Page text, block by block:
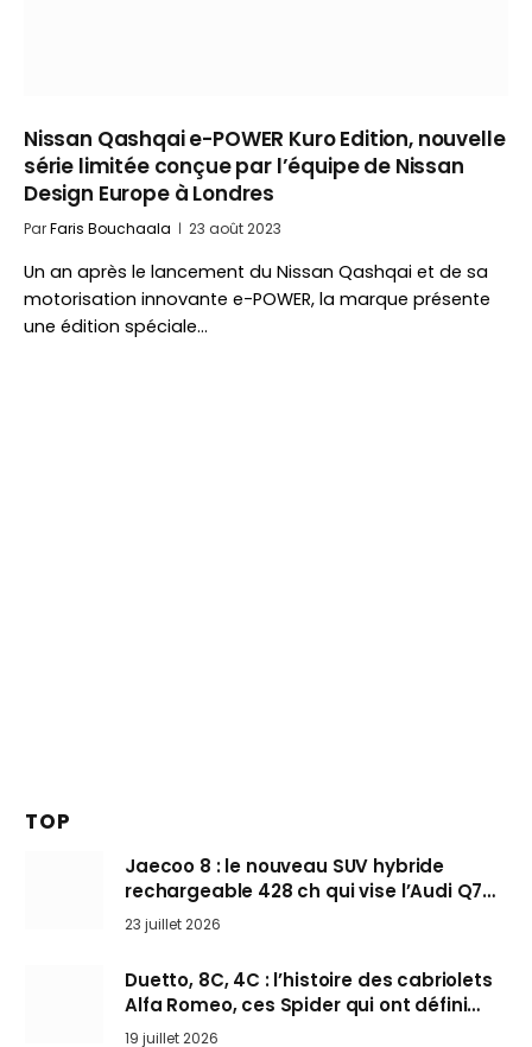
Nissan Qashqai e-POWER Kuro Edition, nouvelle
série limitée conçue par l’équipe de Nissan
Design Europe à Londres
ParFaris Bouchaala 23 août 2023
Un an après le lancement du Nissan Qashqai et de sa
motorisation innovante e-POWER, la marque présente
une édition spéciale…
TOP
Jaecoo 8 : le nouveau SUV hybride
rechargeable 428 ch qui vise l’Audi Q7
arrive en Europe cet automne
23 juillet 2026
Duetto, 8C, 4C : l’histoire des cabriolets
Alfa Romeo, ces Spider qui ont défini
l’art de rouler cheveux au vent
19 juillet 2026